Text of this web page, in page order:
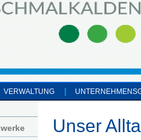
VERWALTUNG
Unser